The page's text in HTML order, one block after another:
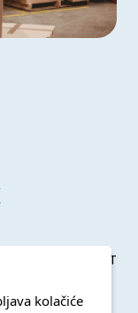
Developed by Klik IT
kolačiće